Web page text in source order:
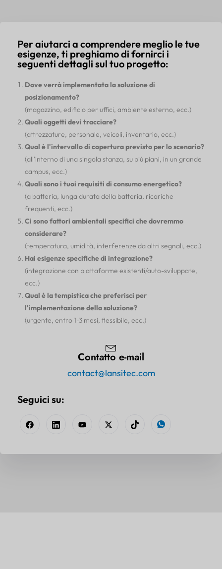
Per aiutarci a comprendere meglio le tue
esigenze, ti preghiamo di fornirci i
seguenti dettagli sul tuo progetto:
Dove verrà implementata la soluzione di
posizionamento?
(magazzino, edificio per uffici, ambiente esterno, ecc.)
Quali oggetti devi tracciare?
(attrezzature, personale, veicoli, inventario, ecc.)
Qual è l'intervallo di copertura previsto per lo scenario?
(all'interno di una singola stanza, su più piani, in un grande
campus, ecc.)
Quali sono i tuoi requisiti di consumo energetico?
(a batteria, lunga durata della batteria, ricariche
frequenti, ecc.)
Ci sono fattori ambientali specifici che dovremmo
considerare?
(temperatura, umidità, interferenze da altri segnali, ecc.)
Hai esigenze specifiche di integrazione?
(integrazione con piattaforme esistenti/auto-sviluppate,
ecc.)
Qual è la tempistica che preferisci per
l'implementazione della soluzione?
(urgente, entro 1-3 mesi, flessibile, ecc.)
Contatto e-mail
contact@lansitec.com
Seguici su: